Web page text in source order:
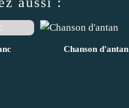
Chanson d'antan